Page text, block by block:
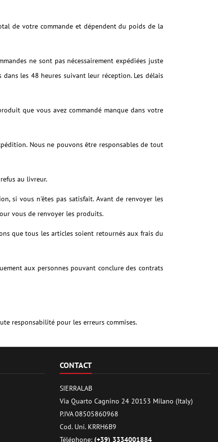
de votre commande et dépendent du poids de la
ne sont pas nécessairement expédiées juste
les 48 heures suivant leur réception. Les délais
que vous avez commandé manque dans votre
Nous ne pouvons être responsables de tout
au livreur.
si vous n'êtes pas satisfait. Avant de renvoyer les
vous de renvoyer les produits.
que tous les articles soient retournés aux frais du
aux personnes pouvant conclure des contrats
responsabilité pour les erreurs commises.
CONTACT
SIERRALAB
Via Quarto Cagnino 24 20153 Milano (Italy)
P.IVA 08505860968
Cod. Uni. KRRH6B9
Téléphone: (+39) 3334001884